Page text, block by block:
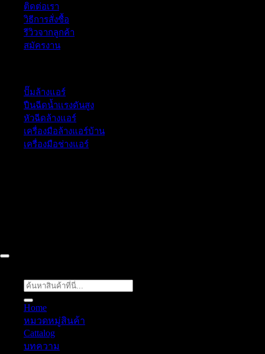
ติดต่อเรา
วิธีการสั่งซื้อ
รีวิวจากลูกค้า
สมัครงาน
ปั๊มล้างแอร์
ปืนฉีดน้ำเเรงดันสูง
หัวฉีดล้างแอร์
เครื่องมือล้างแอร์บ้าน
เครื่องมือช่างแอร์
ค้นหา:
Home
หมวดหมู่สินค้า
Cattalog
บทความ